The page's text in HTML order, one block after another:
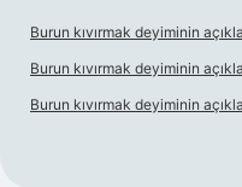
Burun kıvırmak deyiminin
Burun kıvırmak deyiminin
Burun kıvırmak deyiminin